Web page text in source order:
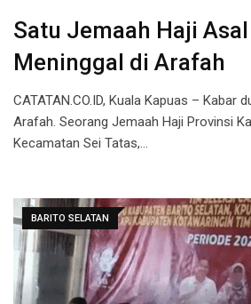
Satu Jemaah Haji
Meninggal di Arafah
CATATAN.CO.ID, Kuala Kapuas – Kabar
Arafah. Seorang Jemaah Haji Provinsi
Kecamatan Sei Tatas,…
BARITO SELATAN